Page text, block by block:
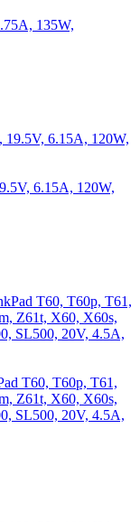
135W,
6.15A, 120W,
T60, T60p, T61,
Z61t, X60, X60s,
SL500, 20V, 4.5A,